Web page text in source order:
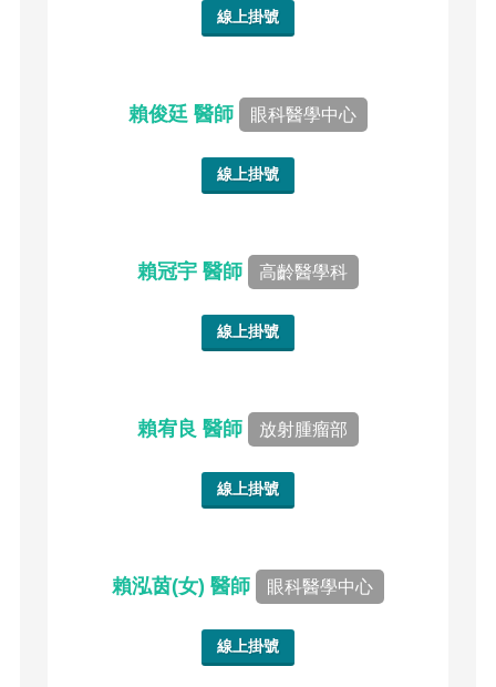
線上掛號
賴俊廷 醫師 眼科醫學中心
線上掛號
賴冠宇 醫師 高齡醫學科
線上掛號
賴宥良 醫師 放射腫瘤部
線上掛號
賴泓茵(女) 醫師 眼科醫學中心
線上掛號